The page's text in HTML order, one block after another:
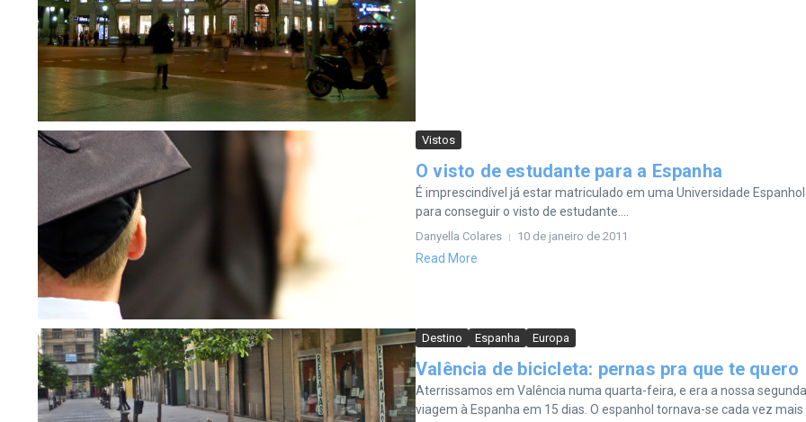
Vistos
O visto de estudante para a Espanha
É imprescindível já estar matriculado em uma Universidade
para conseguir o visto de estudante....
Danyella Colares 10 de janeiro de 2011
Read More
Destino Espanha Europa
Valência de bicicleta: pernas pra que te quero
Aterrissamos em Valência numa quarta-feira, e era a nossa segunda
viagem à Espanha em 15 dias. O espanhol tornava-se cada vez mais